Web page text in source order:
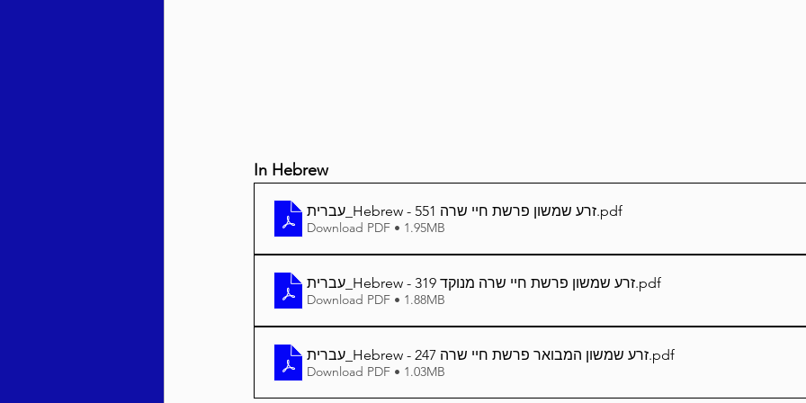
Vayikra 5786 Vayakhel-Pekudei 5786
In Hebrew
עברית_Hebrew - זרע שמשון פרשת חיי שרה 551.pdf
Download PDF • 1.95MB
עברית_Hebrew - זרע שמשון פרשת חיי שרה מנוקד 319.pdf
Download PDF • 1.88MB
עברית_Hebrew - זרע שמשון המבואר פרשת חיי שרה 247.pdf
Download PDF • 1.03MB